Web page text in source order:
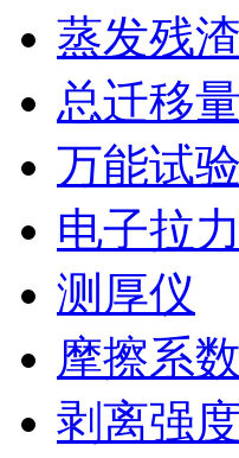
蒸发残
总迁移
万能试
电子拉
测厚仪
摩擦系
剥离强